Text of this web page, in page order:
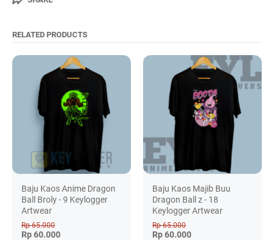
RELATED PRODUCTS
Baju Kaos Anime Dragon
Ball Broly - 9 Keylogger
Artwear
Rp 65.000
Rp 60.000
Baju Kaos Majib Buu
Dragon Ball z - 18
Keylogger Artwear
Rp 65.000
Rp 60.000